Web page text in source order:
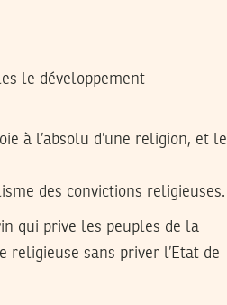
le développement
à l’absolu d’une religion, et le
des convictions religieuses.
qui prive les peuples de la
sans priver l’Etat de